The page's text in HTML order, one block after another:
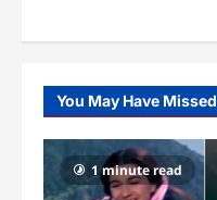
n
You May Have Missed
1 minute read